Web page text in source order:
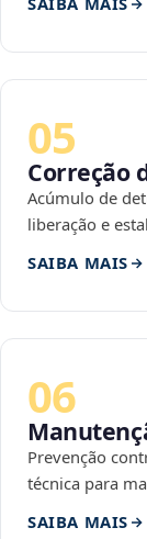
05
Correção
Acúmulo de
liberação e
SAIBA MAIS
06
Prevenção
técnica para
SAIBA MAIS